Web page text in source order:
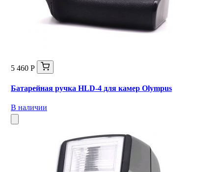
5 460 Р
Батарейная ручка HLD-4 для камер Olympus
В наличии